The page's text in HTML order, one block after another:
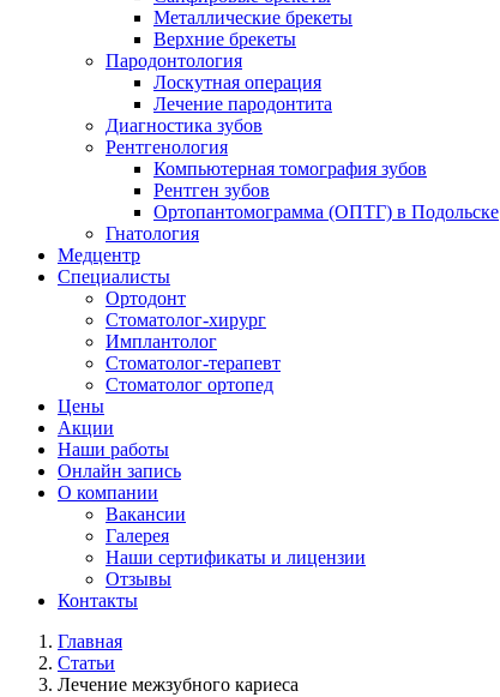
Металлические брекеты
Верхние брекеты
Пародонтология
Лоскутная операция
Лечение пародонтита
Диагностика зубов
Рентгенология
Компьютерная томография зубов
Рентген зубов
Ортопантомограмма (ОПТГ) в Подольске
Гнатология
Медцентр
Специалисты
Ортодонт
Стоматолог-хирург
Имплантолог
Стоматолог-терапевт
Стоматолог ортопед
Цены
Акции
Наши работы
Онлайн запись
О компании
Вакансии
Галерея
Наши сертификаты и лицензии
Отзывы
Контакты
Главная
Статьи
Лечение межзубного кариеса